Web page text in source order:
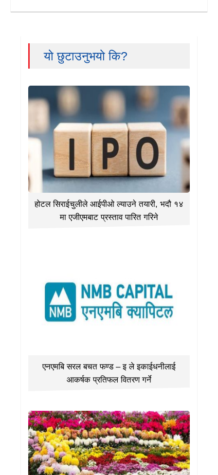
यो छुटाउनुभयो कि?
होटल सिराईचुलीले आईपीओ ल्याउने तयारी, भदौ १४
मा एजीएमबाट प्रस्ताव पारित गरिने
एनएमबि सरल बचत फण्ड – इ ले इकाईधनीलाई
आकर्षक प्रतिफल वितरण गर्ने